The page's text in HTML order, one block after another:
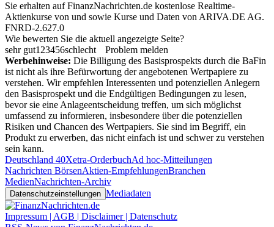
Sie erhalten auf FinanzNachrichten.de kostenlose Realtime-
Aktienkurse von und sowie Kurse und Daten von ARIVA.DE AG.
FNRD-2.627.0
Wie bewerten Sie die aktuell angezeigte Seite?
sehr gut1 23456schlecht
Problem melden
Werbehinweise: Die Billigung des Basisprospekts durch die BaFin
ist nicht als ihre Befürwortung der angebotenen Wertpapiere zu
verstehen. Wir empfehlen Interessenten und potenziellen Anlegern
den Basisprospekt und die Endgültigen Bedingungen zu lesen,
bevor sie eine Anlageentscheidung treffen, um sich möglichst
umfassend zu informieren, insbesondere über die potenziellen
Risiken und Chancen des Wertpapiers. Sie sind im Begriff, ein
Produkt zu erwerben, das nicht einfach ist und schwer zu verstehen
sein kann.
Deutschland 40Xetra-OrderbuchAd hoc-Mitteilungen
Nachrichten BörsenAktien-EmpfehlungenBranchen
MedienNachrichten-Archiv
Datenschutzeinstellungen Mediadaten
Impressum | AGB | Disclaimer | Datenschutz